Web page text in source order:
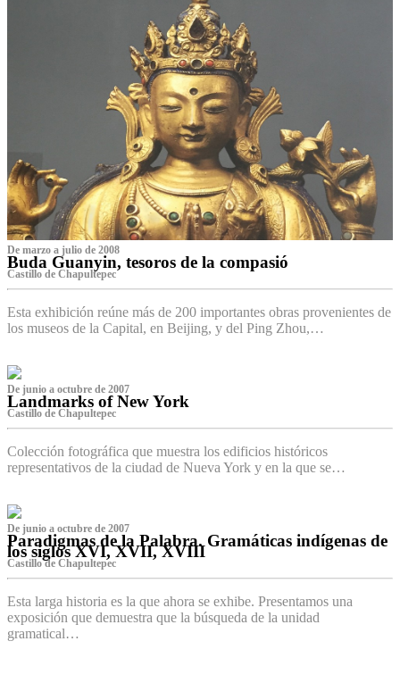
De marzo a julio de 2008
Buda Guanyin, tesoros de la compasió
Castillo de Chapultepec
Esta exhibición reúne más de 200 importantes obras provenientes de
los museos de la Capital, en Beijing, y del Ping Zhou,…
De junio a octubre de 2007
Landmarks of New York
Castillo de Chapultepec
Colección fotográfica que muestra los edificios históricos
representativos de la ciudad de Nueva York y en la que se…
De junio a octubre de 2007
Paradigmas de la Palabra. Gramáticas indígenas de
los siglos XVI, XVII, XVIII
Castillo de Chapultepec
Esta larga historia es la que ahora se exhibe. Presentamos una
exposición que demuestra que la búsqueda de la unidad
gramatical…